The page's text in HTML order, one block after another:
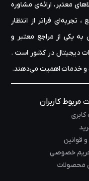
معتبر، ارائه‌ی مشاوره‌
فراتر از انتظار
به یکی از مراجع معتبر و
دیجیتال در کشور است .
و خدمات اهمیت می‌دهند.
مربوط کاربران
قوانین
خصوصی
محصولات